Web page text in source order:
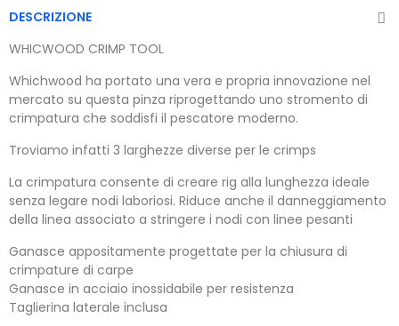
DESCRIZIONE
WHICWOOD CRIMP TOOL
Whichwood ha portato una vera e propria innovazione nel
mercato su questa pinza riprogettando uno stromento di
crimpatura che soddisfi il pescatore moderno.
Troviamo infatti 3 larghezze diverse per le crimps
La crimpatura consente di creare rig alla lunghezza ideale
senza legare nodi laboriosi. Riduce anche il danneggiamento
della linea associato a stringere i nodi con linee pesanti
Ganasce appositamente progettate per la chiusura di
crimpature di carpe
Ganasce in acciaio inossidabile per resistenza
Taglierina laterale inclusa